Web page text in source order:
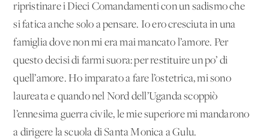
ripristinare i Dieci Comandamenti con un sadismo che
si fatica anche solo a pensare. Io ero cresciuta in una
famiglia dove non mi era mai mancato l’amore. Per
questo decisi di farmi suora: per restituire un po’ di
quell’amore. Ho imparato a fare l’ostetrica, mi sono
laureata e quando nel Nord dell’Uganda scoppiò
l’ennesima guerra civile, le mie superiore mi mandarono
a dirigere la scuola di Santa Monica a Gulu.